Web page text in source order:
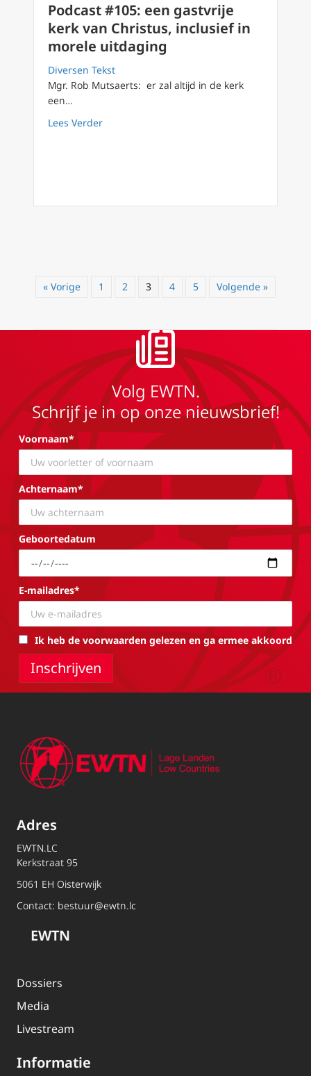
Podcast #105: een gastvrije
kerk van Christus, inclusief in
morele uitdaging
Diversen Tekst
Mgr. Rob Mutsaerts: er zal altijd in de kerk
een…
Lees Verderabout Podcast #105: een gastvrije kerk
« Vorige 1 2 3 4 5 Volgende »
Volg EWTN.
Schrijf je in op onze nieuwsbrief!
Voornaam*
Achternaam*
Geboortedatum
E-mailadres*
Ik heb de voorwaarden gelezen en ga ermee akkoord
Adres
EWTN.LC
Kerkstraat 95
5061 EH Oisterwijk
Contact: bestuur@ewtn.lc
EWTN
Dossiers
Media
Livestream
Informatie